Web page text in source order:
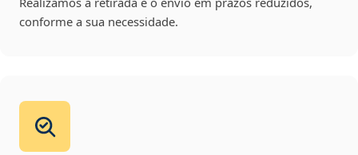
conforme a sua necessidade.